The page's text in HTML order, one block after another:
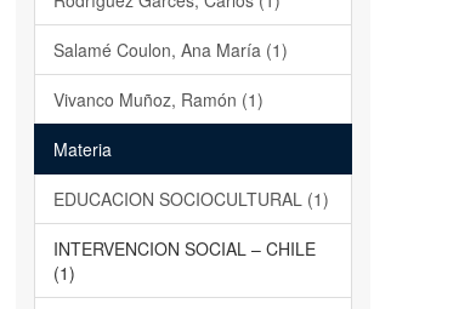
Salamé Coulon, Ana María (1)
Vivanco Muñoz, Ramón (1)
Materia
EDUCACION SOCIOCULTURAL (1)
INTERVENCION SOCIAL – CHILE
(1)